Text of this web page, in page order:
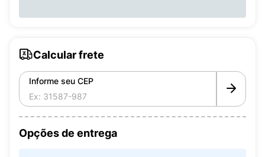
Calcular frete
Informe seu CEP
Opções de entrega